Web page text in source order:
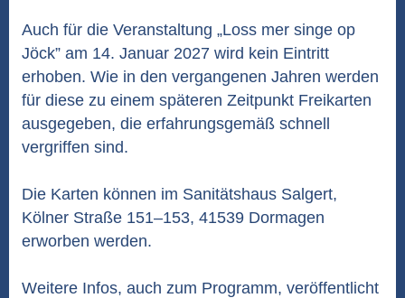
Auch für die Veranstaltung „Loss mer singe op
Jöck” am 14. Januar 2027 wird kein Eintritt
erhoben. Wie in den vergangenen Jahren werden
für diese zu einem späteren Zeitpunkt Freikarten
ausgegeben, die erfahrungsgemäß schnell
vergriffen sind.
Die Karten können im Sanitätshaus Salgert,
Kölner Straße 151–153, 41539 Dormagen
erworben werden.
Weitere Infos, auch zum Programm, veröffentlicht